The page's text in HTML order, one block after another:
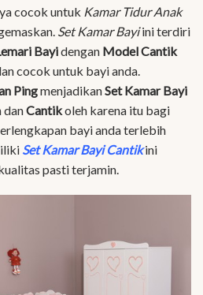
cocok untuk Kamar Tidur Anak
Set Kamar Bayiini terdiri
Bayidengan Model Cantik
cocok untuk bayi anda.
PingmenjadikanSet Kamar Bayi
danCantikoleh karena itu bagi
bayi anda terlebih
Set Kamar Bayi Cantikini
pasti terjamin.